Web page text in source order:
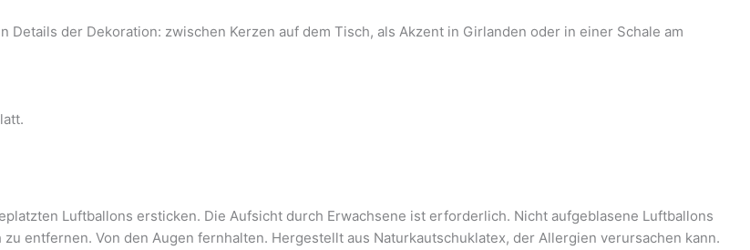
der Dekoration: zwischen Kerzen auf dem Tisch, als Akzent in Girlanden oder in einer Schale am
Luftballons ersticken. Die Aufsicht durch Erwachsene ist erforderlich. Nicht aufgeblasene Luftballons
entfernen. Von den Augen fernhalten. Hergestellt aus Naturkautschuklatex, der Allergien verursachen kann.